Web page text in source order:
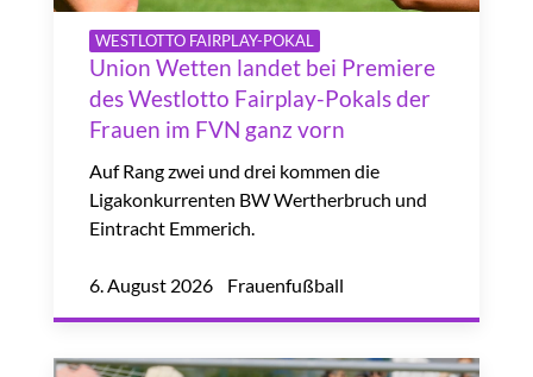
WESTLOTTO FAIRPLAY-POKAL
Union Wetten landet bei Premiere
des Westlotto Fairplay-Pokals der
Frauen im FVN ganz vorn
Auf Rang zwei und drei kommen die
Ligakonkurrenten BW Wertherbruch und
Eintracht Emmerich.
6. August 2026 Frauenfußball